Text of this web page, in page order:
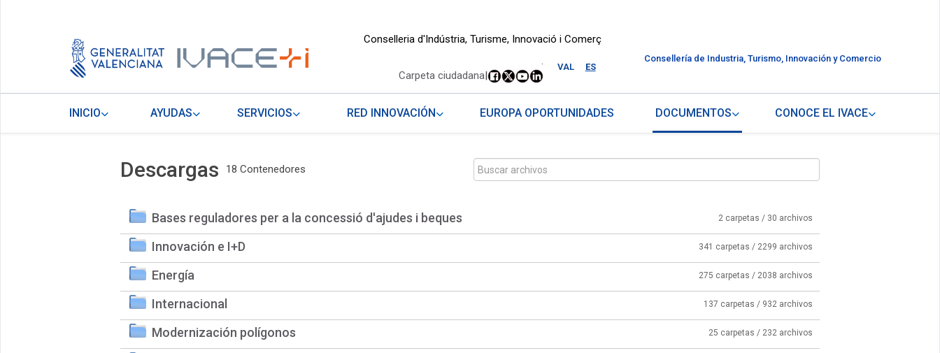
Conselleria d'Indústria, Turisme, Innovació i Comerç
VAL ES
.
Carpeta ciudadana|
Consellería de Industria, Turismo, Innovación y Comercio
INICIO AYUDAS SERVICIOS RED INNOVACIÓN EUROPA OPORTUNIDADES DOCUMENTOS CONOCE EL IVACE
Descargas 18 Contenedores
Bases reguladores per a la concessió d'ajudes i beques 2 carpetas / 30 archivos
Innovación e I+D 341 carpetas / 2299 archivos
Energía 275 carpetas / 2038 archivos
Internacional 137 carpetas / 932 archivos
Modernización polígonos 25 carpetas / 232 archivos